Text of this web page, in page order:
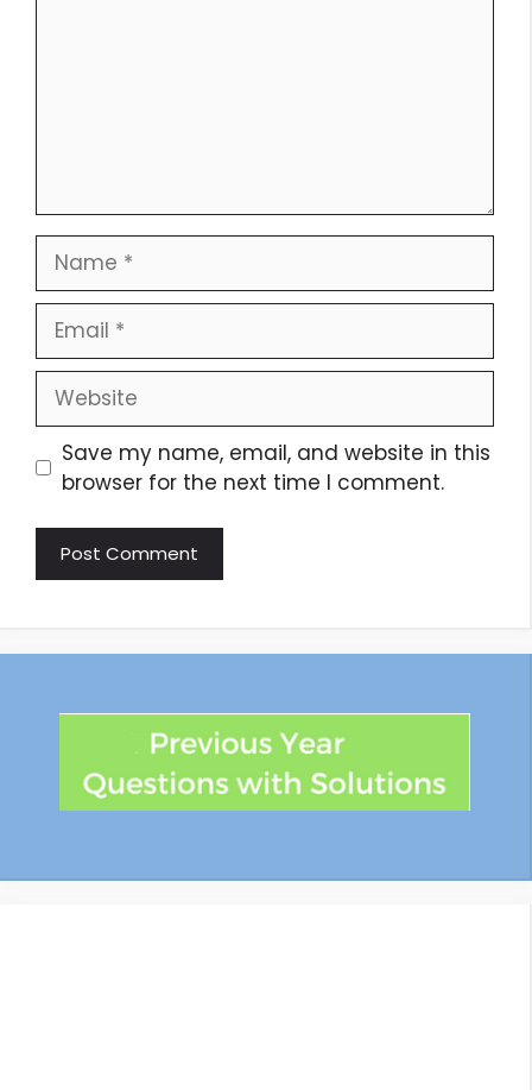
Save my name, email, and website in this
browser for the next time I comment.